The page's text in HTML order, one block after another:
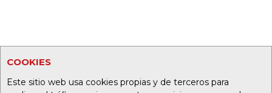
COOKIES
Este sitio web usa cookies propias y de terceros para